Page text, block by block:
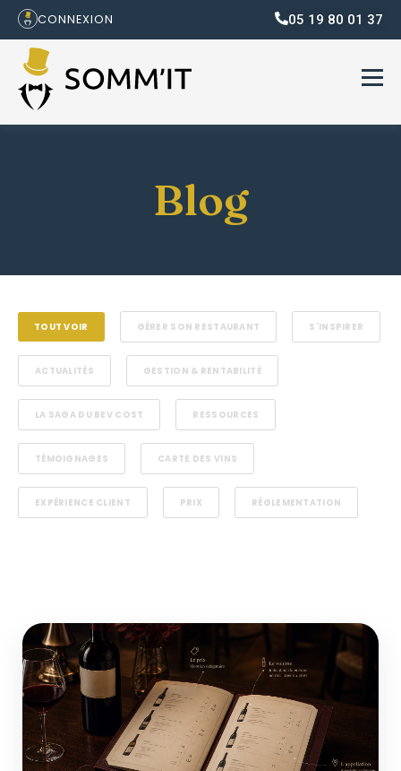
CONNEXION 05 19 80 01 37
Blog
TOUT VOIR GÉRER SON RESTAURANT S'INSPIRER
ACTUALITÉS GESTION & RENTABILITÉ
LA SAGA DU BEV COST RESSOURCES
TÉMOIGNAGES CARTE DES VINS
EXPÉRIENCE CLIENT PRIX RÉGLEMENTATION